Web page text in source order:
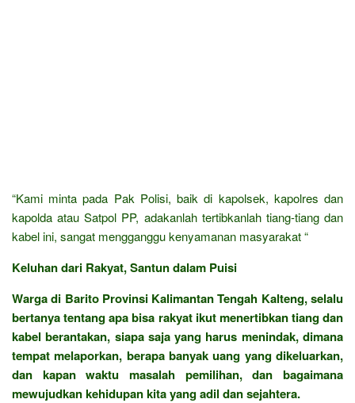
“Kami minta pada Pak Polisi, baik di kapolsek, kapolres dan
kapolda atau Satpol PP, adakanlah tertibkanlah tiang-tiang dan
kabel ini, sangat mengganggu kenyamanan masyarakat “
Keluhan dari Rakyat, Santun dalam Puisi
Warga di Barito Provinsi Kalimantan Tengah Kalteng, selalu
bertanya tentang apa bisa rakyat ikut menertibkan tiang dan
kabel berantakan, siapa saja yang harus menindak, dimana
tempat melaporkan, berapa banyak uang yang dikeluarkan,
dan kapan waktu masalah pemilihan, dan bagaimana
mewujudkan kehidupan kita yang adil dan sejahtera.